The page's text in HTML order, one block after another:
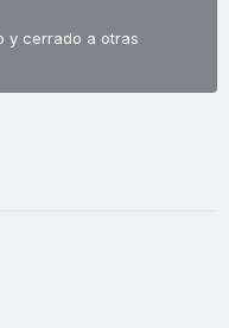
y cerrado a otras